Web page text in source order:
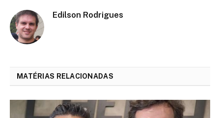
Edilson Rodrigues
MATÉRIAS RELACIONADAS